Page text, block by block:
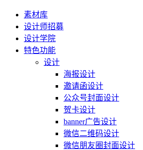
素材库
设计师招募
设计学院
特色功能
设计
海报设计
邀请函设计
公众号封面设计
贺卡设计
banner广告设计
微信二维码设计
微信朋友圈封面设计